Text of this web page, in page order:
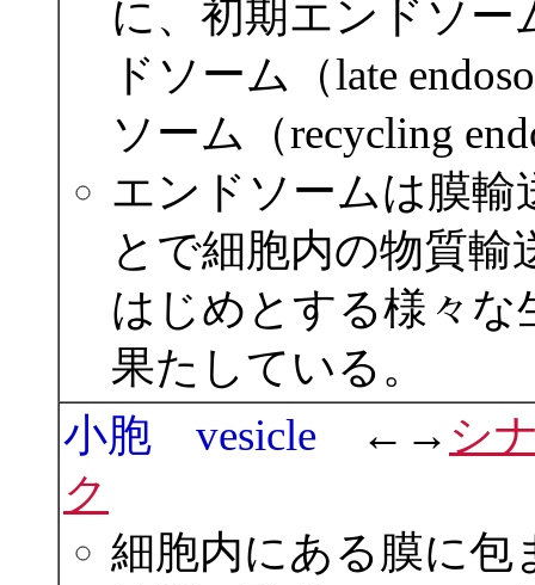
に、初期エンドソー
ドソーム（late
ソーム（recycling
エンドソームは膜輸
とで細胞内の物質
はじめとする様々な
果たしている。
小胞 vesicle ←→ シ
ク
細胞内にある膜に包